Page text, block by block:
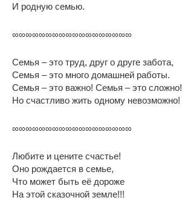
И родную семью.
∞∞∞∞∞∞∞∞∞∞∞∞∞∞∞∞∞∞
Семья – это труд, друг о друге забота,
Семья – это много домашней работы.
Семья – это важно! Семья – это сложно!
Но счастливо жить одному невозможно!
∞∞∞∞∞∞∞∞∞∞∞∞∞∞∞∞∞∞
Любите и цените счастье!
Оно рождается в семье,
Что может быть её дороже
На этой сказочной земле!!!